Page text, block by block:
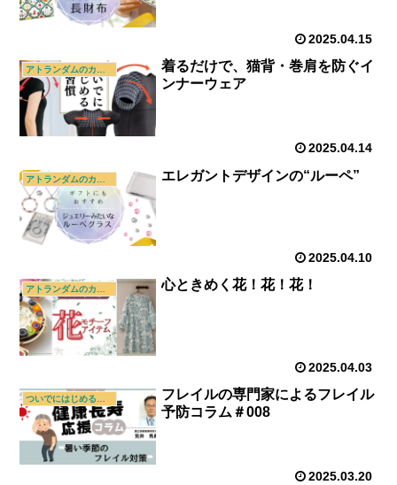
2025.04.15
アトランダムのカタログ
着るだけで、猫背・巻肩を防ぐイ
ンナーウェア
2025.04.14
エレガントデザインの“ルーペ”
2025.04.10
心ときめく花！花！花！
2025.04.03
フレイルの専門家によるフレイル
予防コラム＃008
2025.03.20